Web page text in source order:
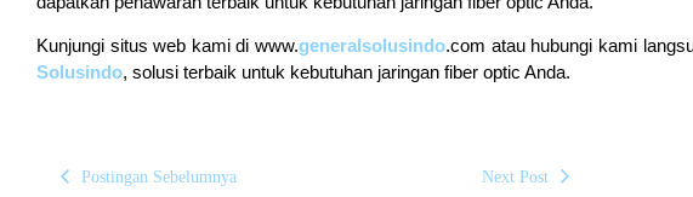
Kunjungi situs web kami di www.generalsolusindo.com atau hubungi kami
Solusindo, solusi terbaik untuk kebutuhan jaringan fiber optic Anda.
Postingan Sebelumnya Next Post